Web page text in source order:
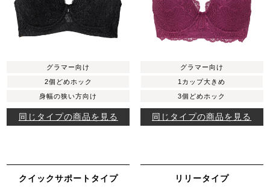
グラマー向け
2個どめホック
身幅の狭い方向け
同じタイプの商品を見る
グラマー向け
1カップ大きめ
3個どめホック
同じタイプの商品を見る
クイックサポートタイプ リリータイプ